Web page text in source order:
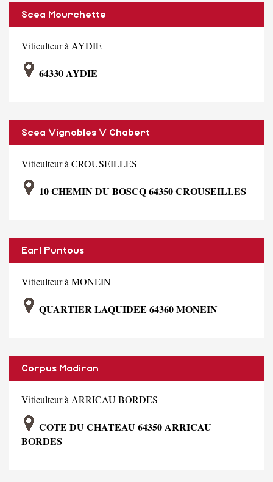
Scea Mourchette
Viticulteur à AYDIE
64330 AYDIE
Scea Vignobles V Chabert
Viticulteur à CROUSEILLES
10 CHEMIN DU BOSCQ 64350 CROUSEILLES
Earl Puntous
Viticulteur à MONEIN
QUARTIER LAQUIDEE 64360 MONEIN
Corpus Madiran
Viticulteur à ARRICAU BORDES
COTE DU CHATEAU 64350 ARRICAU
BORDES